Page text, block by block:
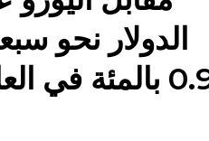
0.9 بالمئة